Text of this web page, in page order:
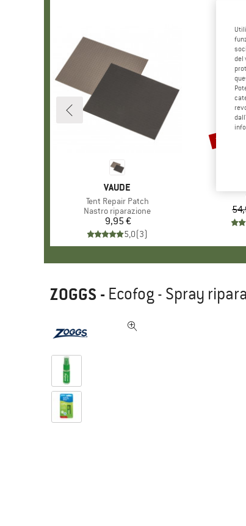
MARCHIO
VAUDE
Articolo
Tent Repair Patch
Gruppo di prodotti
Nastro riparazione
Prezzo
9,95 €
5,0(3)
Sconto
15%
ZOGGS - Ecofog - Spray
del